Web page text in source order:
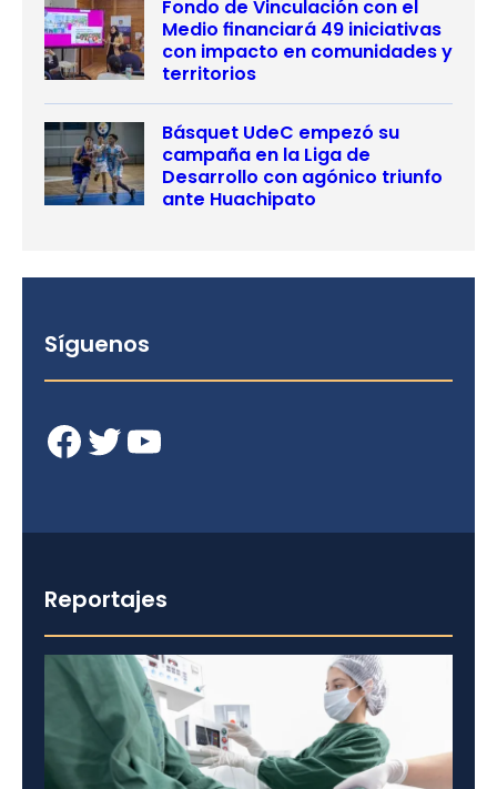
Fondo de Vinculación con el
Medio financiará 49 iniciativas
con impacto en comunidades y
territorios
Básquet UdeC empezó su
campaña en la Liga de
Desarrollo con agónico triunfo
ante Huachipato
Síguenos
Facebook Twitter YouTube
Reportajes